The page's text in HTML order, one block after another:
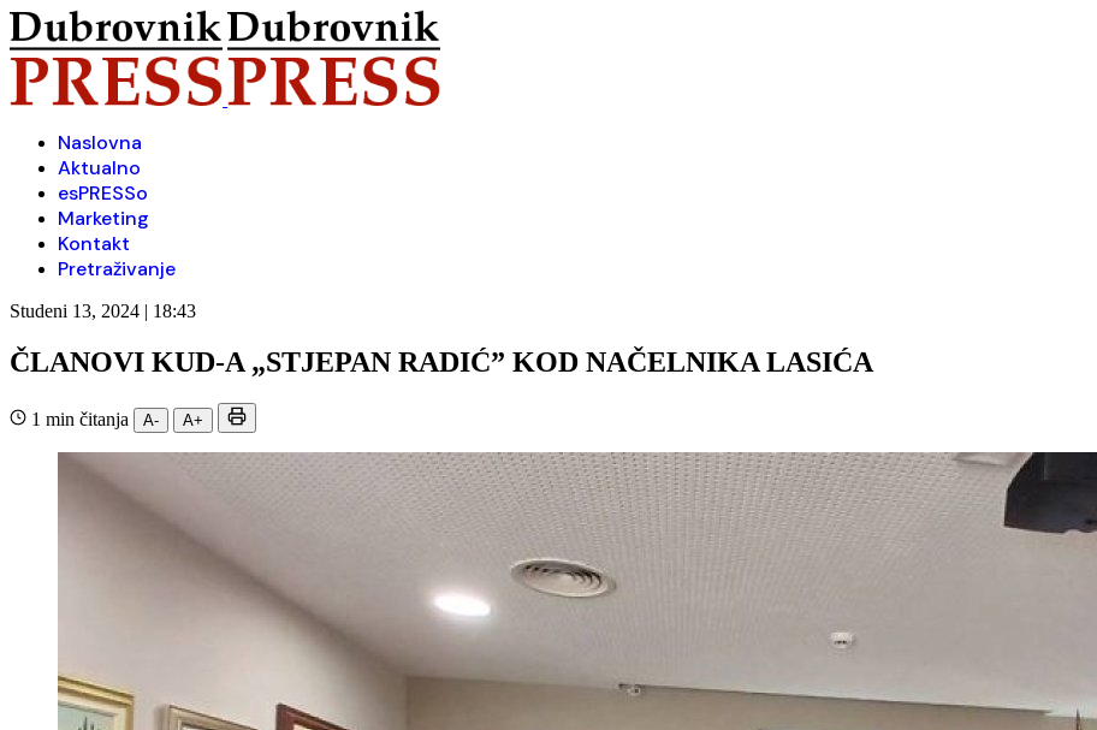
Naslovna
Aktualno
esPRESSo
Marketing
Kontakt
Pretraživanje
Studeni 13, 2024 | 18:43
ČLANOVI KUD-A „STJEPAN RADIĆ” KOD NAČELNIKA LASIĆA
1 min čitanja A- A+